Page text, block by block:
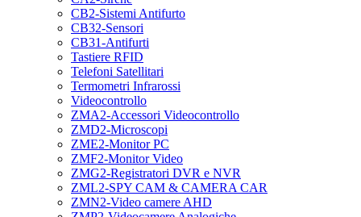
CB2-Sistemi Antifurto
CB32-Sensori
CB31-Antifurti
Tastiere RFID
Telefoni Satellitari
Termometri Infrarossi
Videocontrollo
ZMA2-Accessori Videocontrollo
ZMD2-Microscopi
ZME2-Monitor PC
ZMF2-Monitor Video
ZMG2-Registratori DVR e NVR
ZML2-SPY CAM & CAMERA CAR
ZMN2-Video camere AHD